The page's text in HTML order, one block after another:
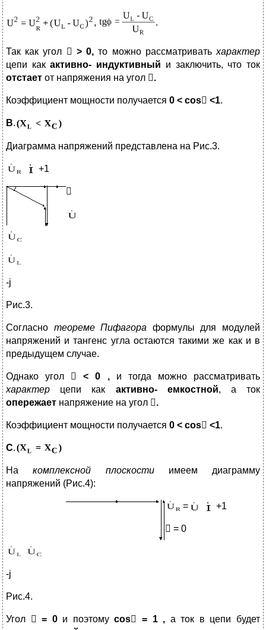
, .
Так как угол  > 0, то можно рассматриватьхарактер
цепи какактивно- индуктивный и заключить, что ток
отстает от напряжения на угол .
Коэффициент мощности получается 0 < cos <1.
B.
Диаграмма напряжений представлена на Рис.3.
+1

-j
Рис.3.
Согласно теореме Пифагора формулы для модулей
напряжений и тангенс угла остаются такими же как и в
предыдущем случае.
Однако угол  < 0 ,и тогда можно рассматривать
характер цепи как активно- емкостной, а ток
опережает напряжение на угол .
Коэффициент мощности получается 0 < cos <1.
C.
На комплексной плоскостиимеем диаграмму
напряжений (Рис.4):
= +1
 = 0
-j
Рис.4.
Угол  = 0и поэтомуcos = 1 , а ток в цепи будет